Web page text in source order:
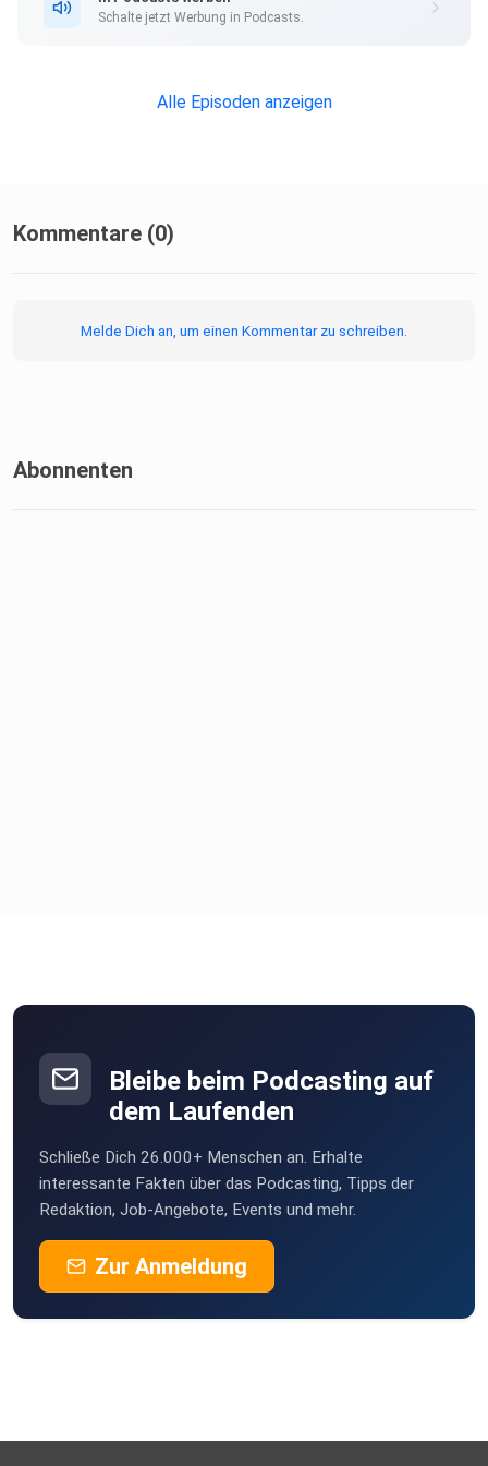
akustische
Kurz gesagt: Eine kleine Sonderfolge zwischen
Schalte jetzt Werbung in Podcasts.
Alle Episoden anzeigen
Kommentare (0)
Melde Dich an, um einen Kommentar zu schreiben.
Abonnenten
Bleibe beim Podcasting auf
dem Laufenden
Schließe Dich 26.000+ Menschen an. Erhalte
interessante Fakten über das Podcasting, Tipps der
Redaktion, Job-Angebote, Events und mehr.
Zur Anmeldung